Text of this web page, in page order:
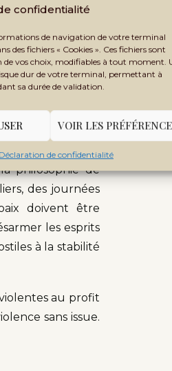
confidentialité
de navigation de votre terminal
des fichiers « Cookies ». Ces fichiers sont
vos choix, modifiables à tout moment.
dur de votre terminal, permettant à
sa durée de validation.
VOIR LES
de confidentialité
pouvant
que le
paix dans cette
Mali, au Burkina
à la pratique
philosophie de
des journées
doivent être
les esprits
à la stabilité
au profit
sans issue.